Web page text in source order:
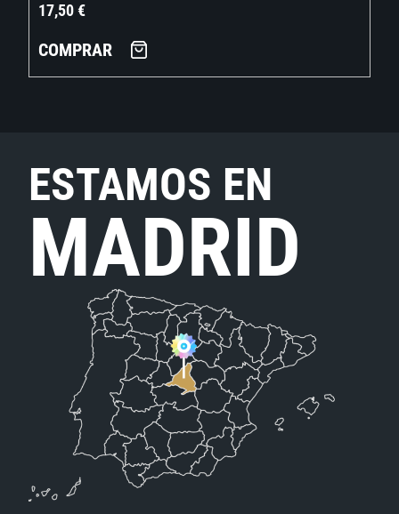
17,50€
COMPRAR
ESTAMOS EN
MADRID